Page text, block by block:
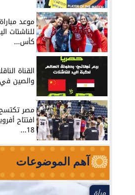
موعد
للناشئات
كأس...
القناة
والصين
مصر
افتتاح
18...
آهم الموضوعات